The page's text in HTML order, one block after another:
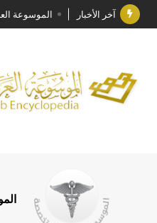
آخر الأخبار الموسوعة
جائزة مجمع
الأستاذ إياد
السيد محمد
توصيات مجلس
صدور